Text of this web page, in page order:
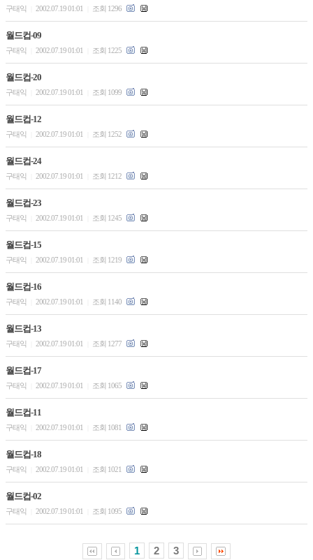
구태익 2002.07.19 01:01 조회 1296
월드컵-09
구태익 2002.07.19 01:01 조회 1225
월드컵-20
구태익 2002.07.19 01:01 조회 1099
월드컵-12
구태익 2002.07.19 01:01 조회 1252
월드컵-24
구태익 2002.07.19 01:01 조회 1212
월드컵-23
구태익 2002.07.19 01:01 조회 1245
월드컵-15
구태익 2002.07.19 01:01 조회 1219
월드컵-16
구태익 2002.07.19 01:01 조회 1140
월드컵-13
구태익 2002.07.19 01:01 조회 1277
월드컵-17
구태익 2002.07.19 01:01 조회 1065
월드컵-11
구태익 2002.07.19 01:01 조회 1081
월드컵-18
구태익 2002.07.19 01:01 조회 1021
월드컵-02
구태익 2002.07.19 01:01 조회 1095
1 2 3